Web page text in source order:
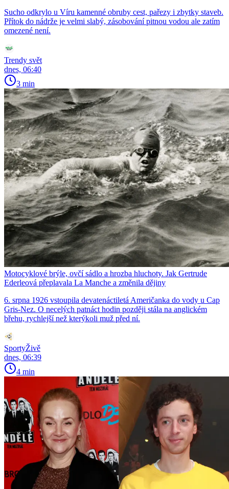
Sucho odkrylo u Víru kamenné obruby cest, pařezy i zbytky staveb.
Přítok do nádrže je velmi slabý, zásobování pitnou vodou ale zatím
omezené není.
Trendy svět
dnes, 06:40
3 min
Motocyklové brýle, ovčí sádlo a hrozba hluchoty. Jak Gertrude
Ederleová přeplavala La Manche a změnila dějiny
6. srpna 1926 vstoupila devatenáctiletá Američanka do vody u Cap
Gris-Nez. O necelých patnáct hodin později stála na anglickém
břehu, rychlejší než kterýkoli muž před ní.
SportyŽivě
dnes, 06:39
4 min